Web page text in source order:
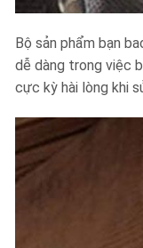
Bộ sản phẩm bạn
dễ dàng trong việc
cực kỳ hài lòng khi